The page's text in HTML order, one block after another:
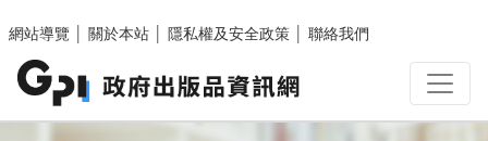
網站導覽
關於本站 隱私權及安全政策 聯絡我們